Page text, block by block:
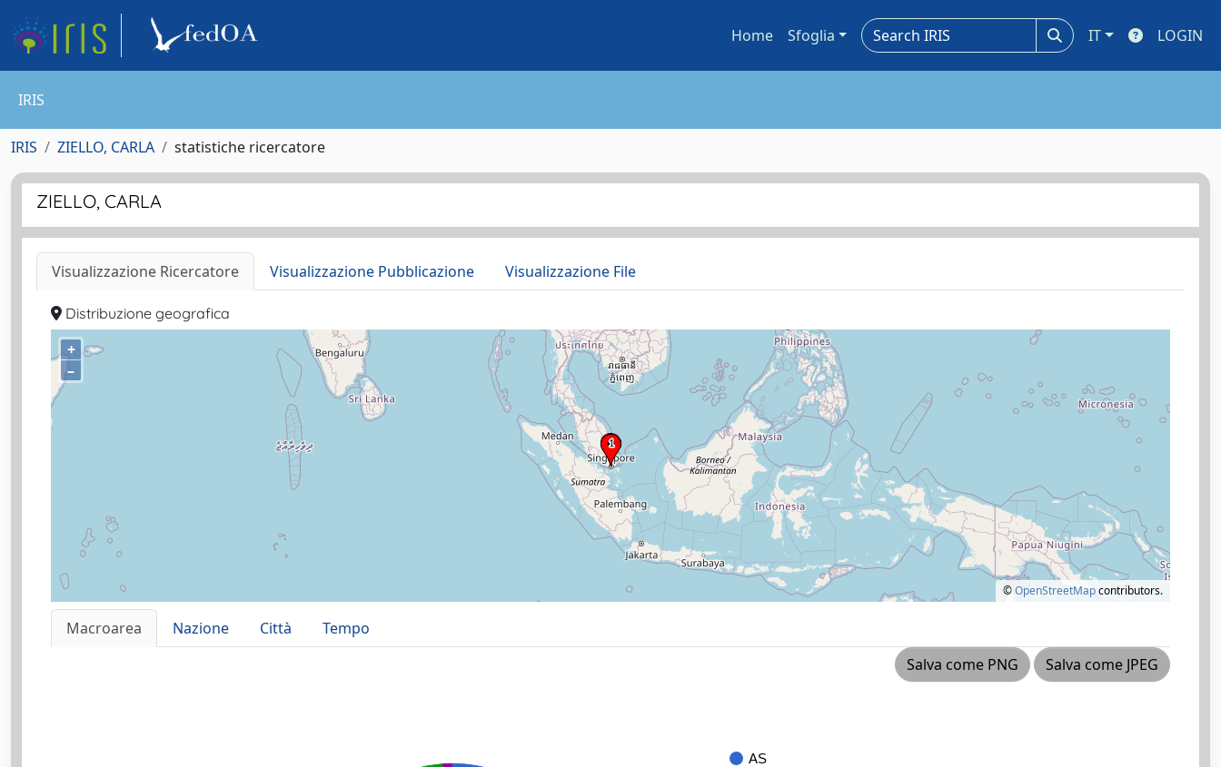
Home Sfoglia IT LOGIN
IRIS
IRIS ZIELLO, CARLA statistiche ricercatore
ZIELLO, CARLA
Visualizzazione Ricercatore Visualizzazione Pubblicazione Visualizzazione File
Distribuzione geografica
+
–
©OpenStreetMapcontributors.
Macroarea Nazione Città
Tempo
Salva come PNG
Salva come JPEG
AS